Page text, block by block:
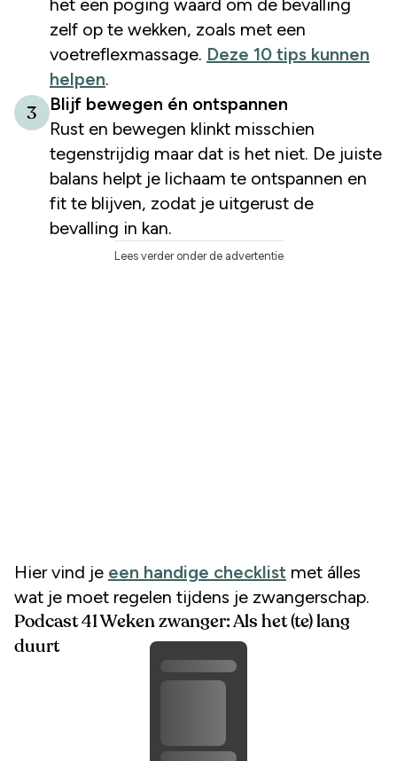
het een poging waard om de bevalling
zelf op te wekken, zoals met een
voetreflexmassage. Deze 10 tips kunnen
helpen.
3
Blijf bewegen én ontspannen
Rust en bewegen klinkt misschien
tegenstrijdig maar dat is het niet. De juiste
balans helpt je lichaam te ontspannen en
fit te blijven, zodat je uitgerust de
bevalling in kan.
Lees verder onder de advertentie
Hier vind je een handige checklist met álles
wat je moet regelen tijdens je zwangerschap.
Podcast 41 Weken zwanger: Als het (te) lang
duurt